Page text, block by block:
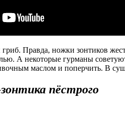
Правда, ножки зонтиков
А некоторые гурманы
маслом и поперчить. В
пёстрого